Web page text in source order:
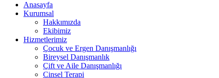
Anasayfa
Kurumsal
Hakkımızda
Ekibimiz
Hizmetlerimiz
Çocuk ve Ergen Danışmanlığı
Bireysel Danışmanlık
Çift ve Aile Danışmanlığı
Cinsel Terapi